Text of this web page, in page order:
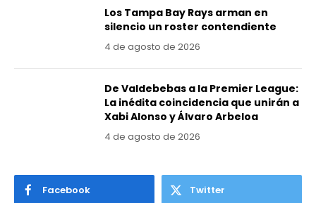
Los Tampa Bay Rays arman en
silencio un roster contendiente
4 de agosto de 2026
De Valdebebas a la Premier League:
La inédita coincidencia que unirán a
Xabi Alonso y Álvaro Arbeloa
4 de agosto de 2026
Facebook Twitter